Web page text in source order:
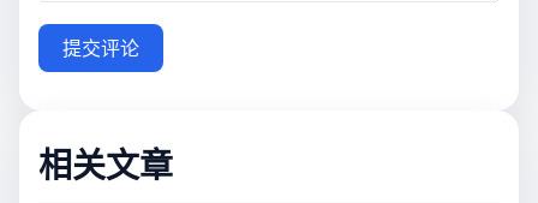
提交评论
相关文章